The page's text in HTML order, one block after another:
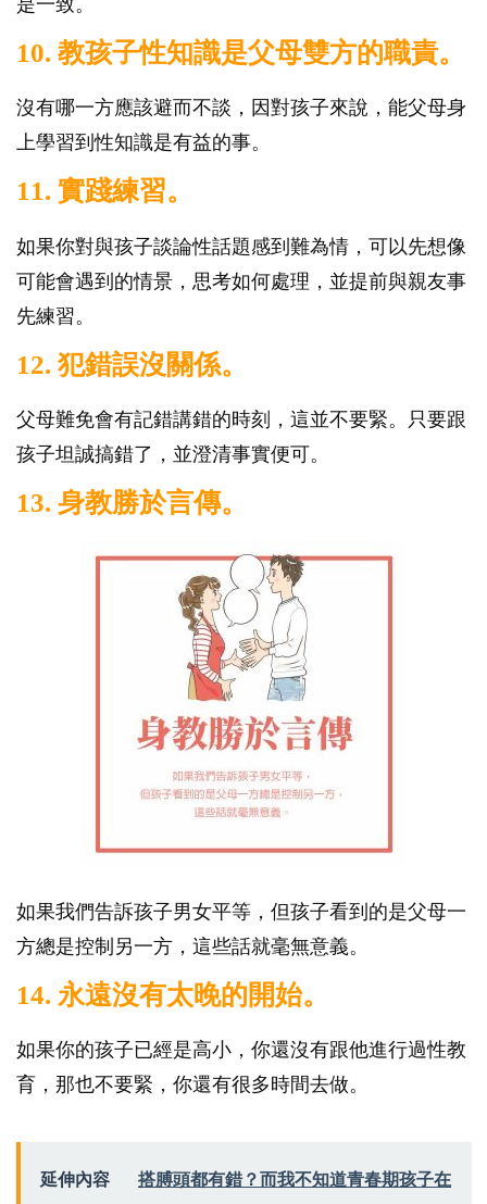
10. 教孩子性知識是父母雙方的職責。
沒有哪一方應該避而不談，因對孩子來說，能父母身
上學習到性知識是有益的事。
11. 實踐練習。
如果你對與孩子談論性話題感到難為情，可以先想像
可能會遇到的情景，思考如何處理，並提前與親友事
先練習。
12. 犯錯誤沒關係。
父母難免會有記錯講錯的時刻，這並不要緊。只要跟
孩子坦誠搞錯了，並澄清事實便可。
13. 身教勝於言傳。
如果我們告訴孩子男女平等，但孩子看到的是父母一
方總是控制另一方，這些話就毫無意義。
14. 永遠沒有太晚的開始。
如果你的孩子已經是高小，你還沒有跟他進行過性教
育，那也不要緊，你還有很多時間去做。
延伸內容
搭膊頭都有錯？而我不知道青春期孩子在